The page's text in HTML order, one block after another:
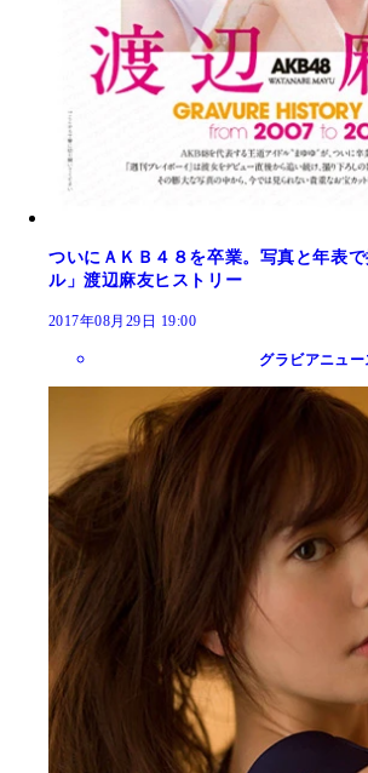
ついにＡＫＢ４８を卒業。写真と年表
ル」渡辺麻友ヒストリー
2017年08月29日 19:00
グラビアニュー